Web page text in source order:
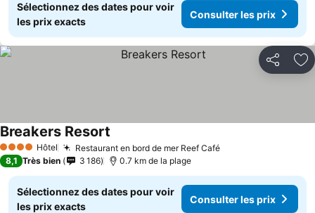
Sélectionnez des dates pour voir
les prix exacts
Consulter les prix
Partager
4 Étoiles Hôtel Restaurant en bord de mer Reef Café
Breakers Resort
8,1 Très bien 3 186 0.7 km de la plage
Sélectionnez des dates pour voir
les prix exacts
Consulter les prix